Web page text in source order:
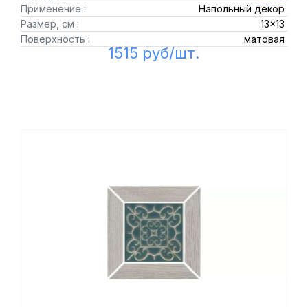
Применение :
Напольный декор
Размер, см :
13x13
Поверхность :
матовая
1515 руб/шт.